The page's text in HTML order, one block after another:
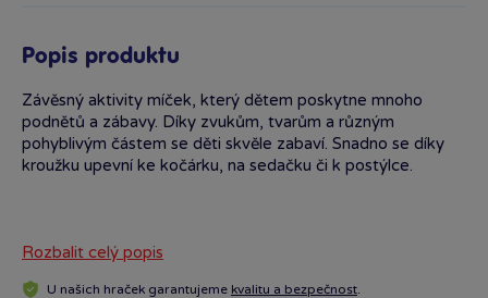
Popis produktu
Závěsný aktivity míček, který dětem poskytne mnoho
podnětů a zábavy. Díky zvukům, tvarům a různým
pohyblivým částem se děti skvěle zabaví. Snadno se díky
kroužku upevní ke kočárku, na sedačku či k postýlce.
Rozbalit celý popis
U našich hraček garantujeme kvalitu a bezpečnost.